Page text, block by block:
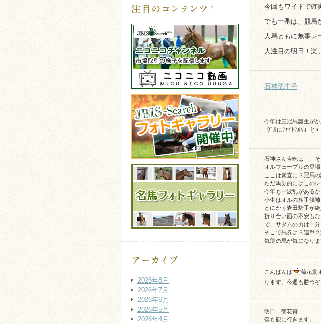
今回もワイドで確
でも一番は、競馬
人馬ともに無事レ
大注目の明日！楽
石神瑤生子
今年は三冠馬誕生が
ｰｳﾞﾙにﾌｪｲﾄﾌﾙｳｫｰとﾊ
石神さん今晩は そう
オルフェーブルの登
ここは素直に３冠馬
ただ馬券的にはこの
今年も一波乱がある
小生はオルの相手候
とにかく岩田騎手が
折り合い面の不安も
で、サダムの力は十
そこで馬券は３連単
気薄の馬が気になり
こんばんは 菊花賞
ります。今週も勝つ
明日 菊花賞
僕も観に行きます。
2026年8月
2026年7月
2026年6月
2026年5月
2026年4月